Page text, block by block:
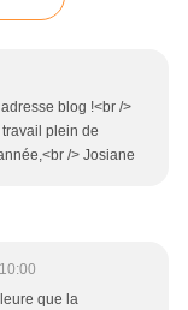
blog !<br />
plein de
/> Josiane
que la